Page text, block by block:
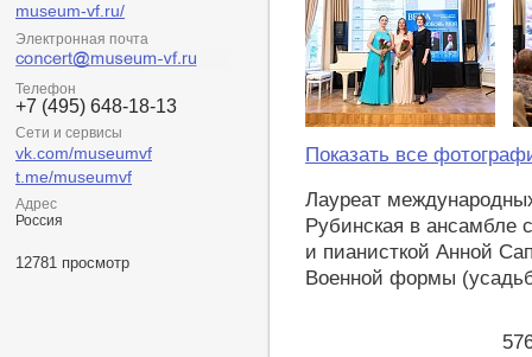
museum-vf.ru/
Электронная почта
Телефон
+7 (495) 648-18-13
Сети и сервисы
vk.com/museumvf
t.me/museumvf
Адрес
Россия
12781 просмотр
Показать все
Лауреат
Рубинская в ансамбле
и пианисткой Анной
Военной формы